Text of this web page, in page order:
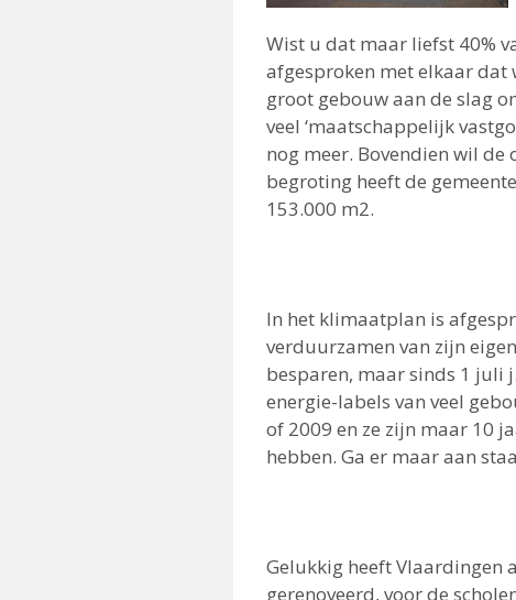
Wist u dat maar liefst 40%
afgesproken met elkaar dat
groot gebouw aan de slag
veel ‘maatschappelijk
nog meer. Bovendien wil de
begroting heeft de
153.000 m2.
In het klimaatplan is
verduurzamen van zijn
besparen, maar sinds 1 juli
energie-labels van veel
of 2009 en ze zijn maar 10
hebben. Ga er maar aan
Gelukkig heeft Vlaardingen
gerenoveerd, voor de